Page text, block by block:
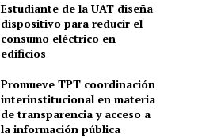
Estudiante de la UAT diseña
dispositivo para reducir el
consumo eléctrico en
edificios
Promueve TPT coordinación
interinstitucional en materia
de transparencia y acceso a
la información pública